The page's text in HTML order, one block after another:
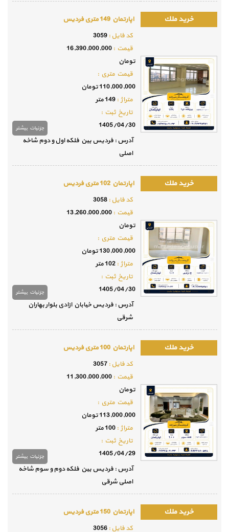
اپارتمان 149 متری فردیس
جزئيات بيشتر
تومان
قيمت متري :
110,000,000 تومان
متراژ : 149 متر
تاريخ ثبت :
1405/04/30
آدرس : فردیس بین فلکه اول و دوم شاخه
اپارتمان 102 متری فردیس
جزئيات بيشتر
تومان
قيمت متري :
130,000,000 تومان
متراژ :102 متر
تاريخ ثبت :
1405/04/30
آدرس : فردیس خیابان ازادی بلوار بهاران
اپارتمان 100 متری فردیس
جزئيات بيشتر
تومان
قيمت متري :
113,000,000 تومان
متراژ :100 متر
تاريخ ثبت :
1405/04/29
آدرس : فردیس بین فلکه دوم و سوم شاخه
اپارتمان 150 متری فردیس